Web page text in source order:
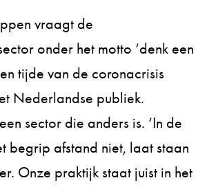
vraagt de
onder het motto ‘denk een
tijde van de coronacrisis
Nederlandse publiek.
sector die anders is. ‘In de
begrip afstand niet, laat staan
Onze praktijk staat juist in het